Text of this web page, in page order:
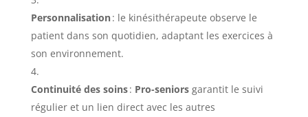
Personnalisation: le kinésithérapeute observe le
patient dans son quotidien, adaptant les exercices à
son environnement.
Continuité des soins: Pro-seniorsgarantit le suivi
régulier et un lien direct avec les autres